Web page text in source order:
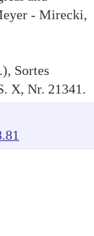
- Mirecki,
Sortes
X, Nr. 21341.